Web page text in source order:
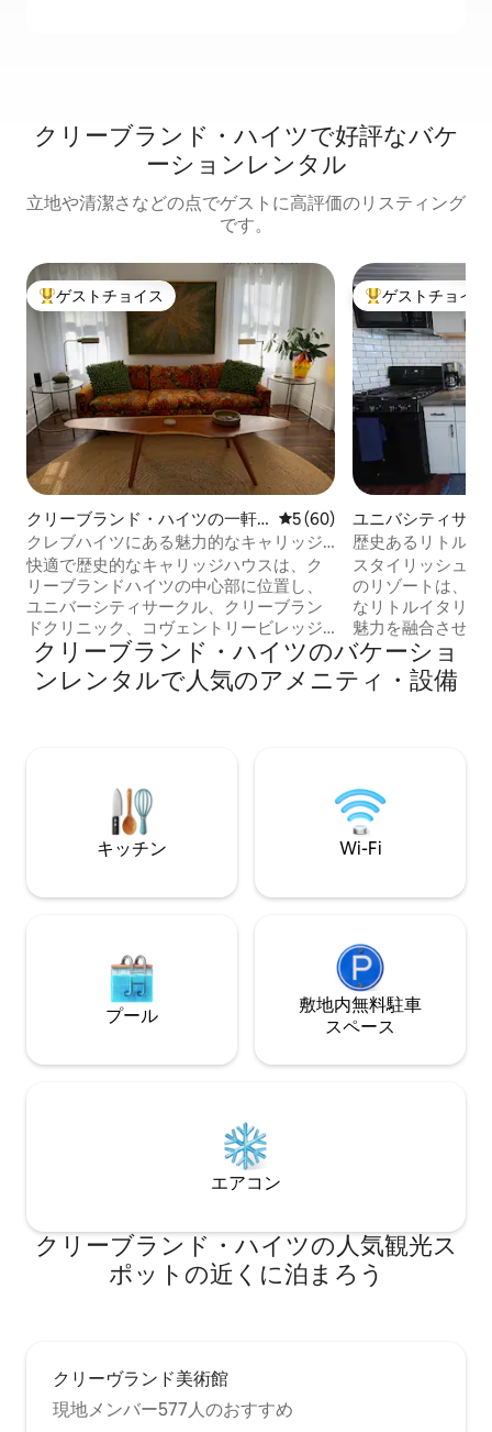
クリーブランド・ハイツで好評なバケ
ーションレンタル
立地や清潔さなどの点でゲストに高評価のリスティング
です。
大好評のゲストチョイスです。
ゲストチョイス
クリーブランド・ハイツの一軒
家
レビュー60件、5つ星中5つ
5 (60)
クレブハイツにある魅力的なキャリッジ
ハウス
快適で歴史的なキャリッジハウスは、ク
リーブランドハイツの中心部に位置し、
ユニバーシティサークル、クリーブラン
ドクリニック、コヴェントリービレッジ
に近いです。 インテリアは生涯をかけて
経験を積んだインテリアデザイナーによ
って愛情を込めてデザインされており、
やりのあるおもてなしで、できるだけ快
適にお過ごしいただけるように設計され
ています。 キャリッジハウス内での喫煙
またはベーピングは禁止です。
大好評のゲスト
ゲストチョイス
ユニバシティサー
軒家
歴史あるリトルイ
ートメント
スタイリッシュな
のリゾートは、モ
なリトルイタリー
魅力を融合させています。
ストラン、賑やか
す。 ウェイドオーバルパークは近くの文
化的な中心地で
行けるし、ダウン
交通機関も便利で
滞在にも最適です
お楽しみください
クリーブランド・ハイツのバケーショ
ンレンタルで人気のアメニティ・設備
キッチン Wi-Fi
プール
敷地内無料駐⁠車
ス⁠ペ⁠ー⁠ス
エアコン
クリーブランド・ハイツの人気観光ス
ポットの近くに泊まろう
クリーヴランド美術館
現地メンバー577人のおすすめ